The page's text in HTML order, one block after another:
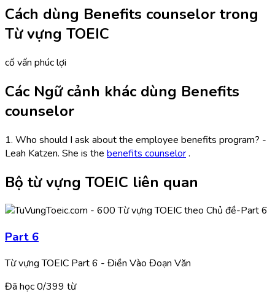
Cách dùng Benefits counselor trong
Từ vựng TOEIC
cố vấn phúc lợi
Các Ngữ cảnh khác dùng Benefits
counselor
1. Who should I ask about the employee benefits program? -
Leah Katzen. She is the benefits counselor.
Bộ từ vựng TOEIC liên quan
Part 6
Từ vựng TOEIC Part 6 - Điền Vào Đoạn Văn
Đã học0/399 từ